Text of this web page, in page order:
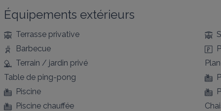
Équipements extérieurs
Terrasse privative
Barbecue
Terrain / jardin privé
Table de ping-pong
Piscine
Piscine chauffée